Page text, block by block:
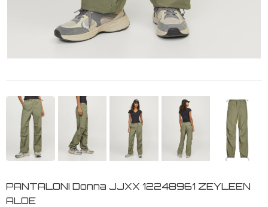
PANTALONI Donna JJXX 12248961 ZEYLEEN
ALOE